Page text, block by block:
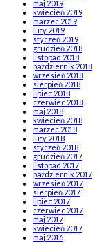
maj 2019
kwiecień 2019
marzec 2019
luty 2019
styczeń 2019
grudzień 2018
listopad 2018
październik 2018
wrzesień 2018
sierpień 2018
lipiec 2018
czerwiec 2018
maj 2018
kwiecień 2018
marzec 2018
luty 2018
styczeń 2018
grudzień 2017
listopad 2017
październik 2017
wrzesień 2017
sierpień 2017
lipiec 2017
czerwiec 2017
maj 2017
kwiecień 2017
maj 2016